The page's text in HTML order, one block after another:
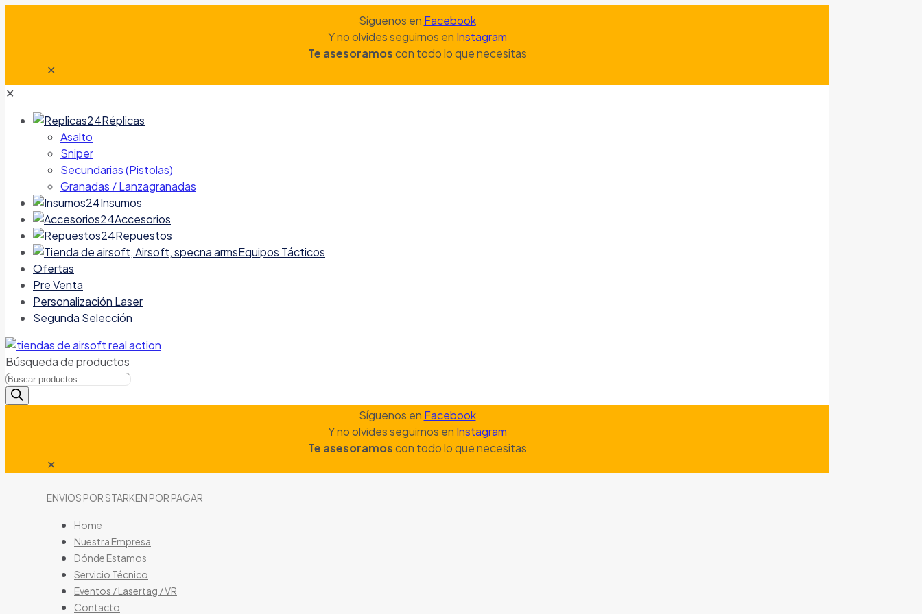
Síguenos en Facebook
Y no olvides seguirnos en Instagram
Te asesoramoscon todo lo que necesitas
✕
✕
Réplicas
Asalto
Sniper
Secundarias (Pistolas)
Granadas / Lanzagranadas
Insumos
Accesorios
Repuestos
Equipos Tácticos
Ofertas
Pre Venta
Personalización Laser
Segunda Selección
Búsqueda de productos
Síguenos en Facebook
Y no olvides seguirnos en Instagram
Te asesoramoscon todo lo que necesitas
✕
ENVIOS POR STARKEN POR PAGAR
Home
Nuestra Empresa
Dónde Estamos
Servicio Técnico
Eventos / Lasertag / VR
Contacto